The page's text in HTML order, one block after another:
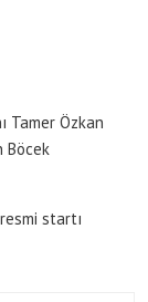
Tamer Özkan
Böcek
startı